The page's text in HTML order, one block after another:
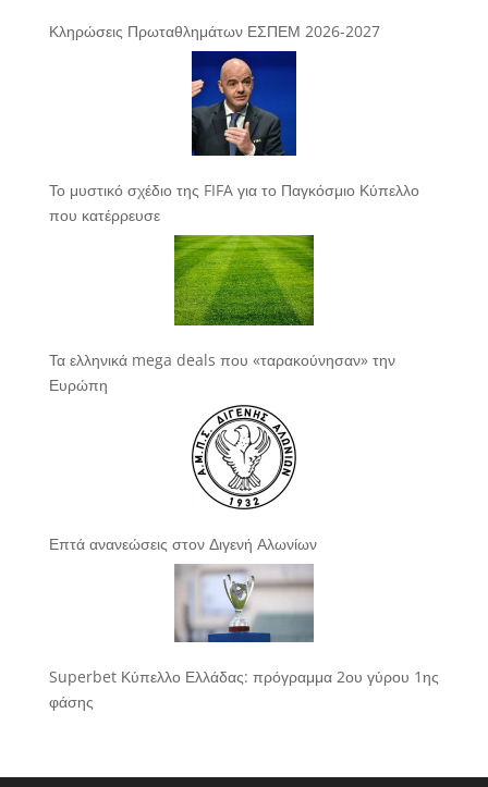
Κληρώσεις Πρωταθλημάτων ΕΣΠΕΜ 2026-2027
Το μυστικό σχέδιο της FIFA για το Παγκόσμιο Κύπελλο
που κατέρρευσε
Τα ελληνικά mega deals που «ταρακούνησαν» την
Ευρώπη
Επτά ανανεώσεις στον Διγενή Αλωνίων
Superbet Κύπελλο Ελλάδας: πρόγραμμα 2ου γύρου 1ης
φάσης